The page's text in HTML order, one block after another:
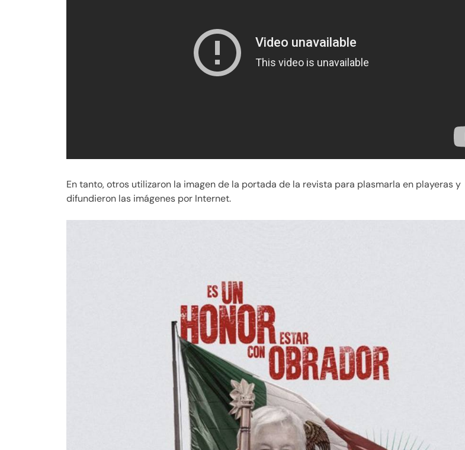
En tanto, otros utilizaron la imagen de la portada de la revista para plasmarla en playeras y
difundieron las imágenes por Internet.